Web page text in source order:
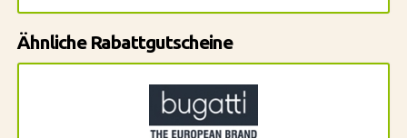
Ähnliche Rabattgutscheine